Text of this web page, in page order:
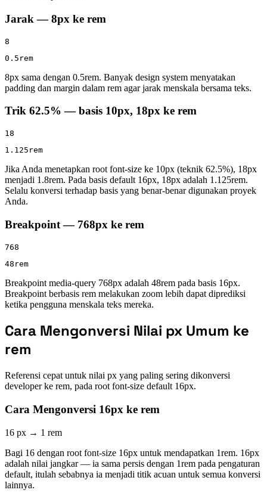
Jarak — 8px ke rem
8
0.5rem
8px sama dengan 0.5rem. Banyak design system menyatakan
padding dan margin dalam rem agar jarak menskala bersama teks.
Trik 62.5% — basis 10px, 18px ke rem
18
1.125rem
Jika Anda menetapkan root font-size ke 10px (teknik 62.5%), 18px
menjadi 1.8rem. Pada basis default 16px, 18px adalah 1.125rem.
Selalu konversi terhadap basis yang benar-benar digunakan proyek
Anda.
Breakpoint — 768px ke rem
768
48rem
Breakpoint media-query 768px adalah 48rem pada basis 16px.
Breakpoint berbasis rem melakukan zoom lebih dapat diprediksi
ketika pengguna menskala teks mereka.
Cara Mengonversi Nilai px Umum ke
rem
Referensi cepat untuk nilai px yang paling sering dikonversi
developer ke rem, pada root font-size default 16px.
Cara Mengonversi 16px ke rem
16 px → 1 rem
Bagi 16 dengan root font-size 16px untuk mendapatkan 1rem. 16px
adalah nilai jangkar — ia sama persis dengan 1rem pada pengaturan
default, itulah sebabnya ia menjadi titik acuan untuk semua konversi
lainnya.